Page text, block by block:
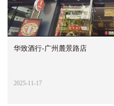
华致酒行-广州麓景路店
2025-11-17